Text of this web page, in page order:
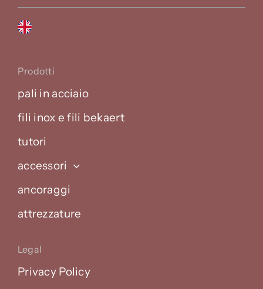
Prodotti
pali in acciaio
fili inox e fili bekaert
tutori
accessori
ancoraggi
attrezzature
Legal
Privacy Policy